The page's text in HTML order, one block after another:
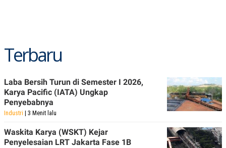
Terbaru
Laba Bersih Turun di Semester I 2026,
Karya Pacific (IATA) Ungkap
Penyebabnya
Industri | 3 Menit lalu
Waskita Karya (WSKT) Kejar
Penyelesaian LRT Jakarta Fase 1B